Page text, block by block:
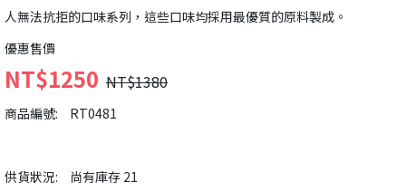
人無法抗拒的口味系列，這些口味均採用最優質的原料製成。
優惠售價
NT$1250 NT$1380
商品編號: RT0481
供貨狀況: 尚有庫存 21